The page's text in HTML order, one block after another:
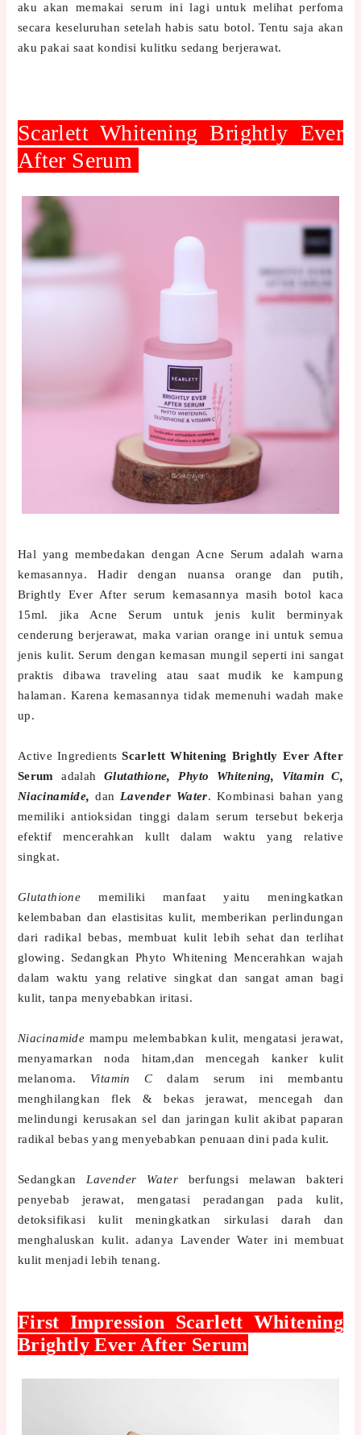
aku akan memakai serum ini lagi untuk melihat perfoma
secara keseluruhan setelah habis satu botol. Tentu saja akan
aku pakai saat kondisi kulitku sedang berjerawat.
Scarlett Whitening Brightly Ever
After Serum
Hal yang membedakan dengan Acne Serum adalah warna
kemasannya. Hadir dengan nuansa orange dan putih,
Brightly Ever After serum kemasannya masih botol kaca
15ml. jika Acne Serum untuk jenis kulit berminyak
cenderung berjerawat, maka varian orange ini untuk semua
jenis kulit. Serum dengan kemasan mungil seperti ini sangat
praktis dibawa traveling atau saat mudik ke kampung
halaman. Karena kemasannya tidak memenuhi wadah make
up.
Active IngredientsScarlett Whitening Brightly Ever After
Serum
adalahGlutathione, Phyto Whitening, Vitamin C,
Niacinamide, dan Lavender Water. Kombinasi bahan yang
memiliki antioksidan tinggi dalam serum tersebut bekerja
efektif mencerahkan kullt dalam waktu yang relative
singkat.
Glutathione memiliki manfaat yaitu meningkatkan
kelembaban dan elastisitas kulit, memberikan perlindungan
dari radikal bebas, membuat kulit lebih sehat dan terlihat
glowing. Sedangkan Phyto Whitening Mencerahkan wajah
dalam waktu yang relative singkat dan sangat aman bagi
kulit, tanpa menyebabkan iritasi.
Niacinamide mampu melembabkan kulit, mengatasi jerawat,
menyamarkan noda hitam,dan mencegah kanker kulit
melanoma. Vitamin C dalam serum ini membantu
menghilangkan flek & bekas jerawat, mencegah dan
melindungi kerusakan sel dan jaringan kulit akibat paparan
radikal bebas yang menyebabkan penuaan dini pada kulit.
Sedangkan Lavender Waterberfungsi melawan bakteri
penyebab jerawat, mengatasi peradangan pada kulit,
detoksifikasi kulit meningkatkan sirkulasi darah dan
menghaluskan kulit. adanya Lavender Water ini membuat
kulit menjadi lebih tenang.
First Impression Scarlett Whitening
Brightly Ever After Serum